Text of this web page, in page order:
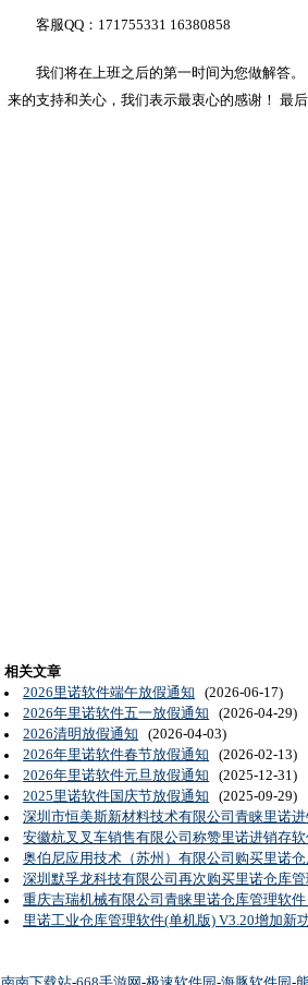
客服QQ：171755331 16380858
我们将在上班之后的第一时间为您做解答。
来的支持和关心，我们表示最衷心的感谢！ 最
相关文章
2026里诺软件端午放假通知 (2026-06-17)
2026年里诺软件五一放假通知 (2026-04-29)
2026清明放假通知 (2026-04-03)
2026年里诺软件春节放假通知 (2026-02-13)
2026年里诺软件元旦放假通知 (2025-12-31)
2025里诺软件国庆节放假通知 (2025-09-29)
深圳市恒美斯新材料技术有限公司青睐里诺
安徽杭叉叉车销售有限公司称赞里诺进销存
奥伯尼应用技术（苏州）有限公司购买里诺
深圳默孚龙科技有限公司再次购买里诺仓库
重庆吉瑞机械有限公司青睐里诺仓库管理软件
里诺工业仓库管理软件(单机版) V3.20增加新